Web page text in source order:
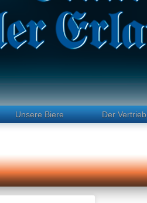
Unsere Biere Der Vertrieb